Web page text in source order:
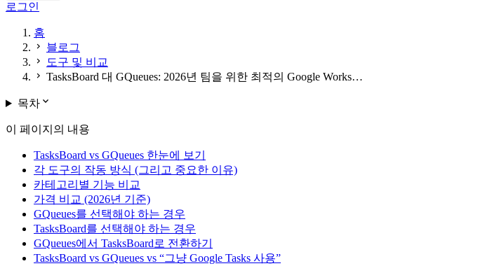
로그인
홈
chevron_right 블로그
chevron_right 도구 및 비교
chevron_right TasksBoard 대 GQueues: 2026년 팀을 위한 최적의 Google Works…
목차expand_more
이 페이지의 내용
TasksBoard vs GQueues 한눈에 보기
각 도구의 작동 방식 (그리고 중요한 이유)
카테고리별 기능 비교
가격 비교 (2026년 기준)
GQueues를 선택해야 하는 경우
TasksBoard를 선택해야 하는 경우
GQueues에서 TasksBoard로 전환하기
TasksBoard vs GQueues vs “그냥 Google Tasks 사용”